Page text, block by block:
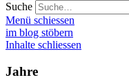
Suche
Menü schiessen
im blog stöbern
Inhalte schliessen
Jahre